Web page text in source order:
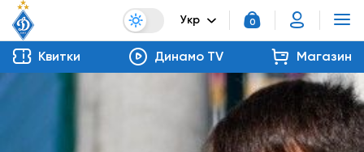
Укр 0
Квитки Динамо TV Магазин